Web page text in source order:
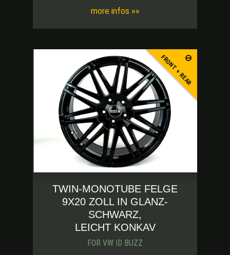
more infos »»
FRONT + REAR
TWIN-MONOTUBE FELGE
9X20 ZOLL IN GLANZ-
SCHWARZ,
LEICHT KONKAV
FOR VW ID BUZZ